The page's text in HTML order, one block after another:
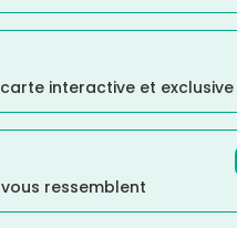
interactive et exclusive
ressemblent